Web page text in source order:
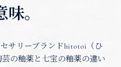
。
サリーブランドhitotoi（ひ
の釉薬と七宝の釉薬の違い